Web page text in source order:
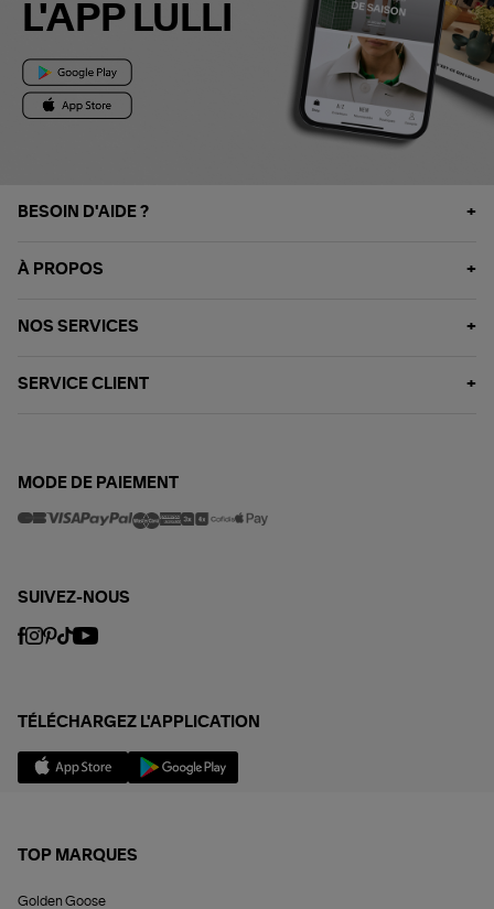
L'APP LULLI
BESOIN D'AIDE ?
À PROPOS
NOS SERVICES
SERVICE CLIENT
MODE DE PAIEMENT
SUIVEZ-NOUS
TÉLÉCHARGEZ L'APPLICATION
TOP MARQUES
Golden Goose